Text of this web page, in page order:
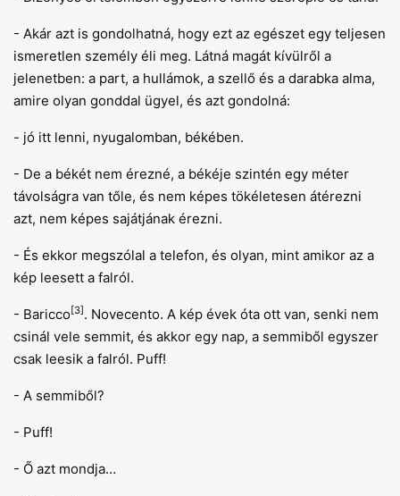
- Akár azt is gondolhatná, hogy ezt az egészet egy teljesen
ismeretlen személy éli meg. Látná magát kívülről a
jelenetben: a part, a hullámok, a szellő és a darabka alma,
amire olyan gonddal ügyel, és azt gondolná:
- jó itt lenni, nyugalomban, békében.
- De a békét nem érezné, a békéje szintén egy méter
távolságra van tőle, és nem képes tökéletesen átérezni
azt, nem képes sajátjának érezni.
- És ekkor megszólal a telefon, és olyan, mint amikor az a
kép leesett a falról.
- Baricco[3] . Novecento. A kép évek óta ott van, senki nem
csinál vele semmit, és akkor egy nap, a semmiből egyszer
csak leesik a falról. Puff!
- A semmiből?
- Puff!
- Ő azt mondja…